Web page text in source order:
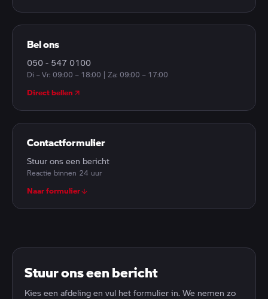
Bel ons
050 - 547 0100
Di – Vr: 09:00 – 18:00 | Za: 09:00 – 17:00
Direct bellen
Contactformulier
Stuur ons een bericht
Reactie binnen 24 uur
Naar formulier
Stuur ons een bericht
Kies een afdeling en vul het formulier in. We nemen zo